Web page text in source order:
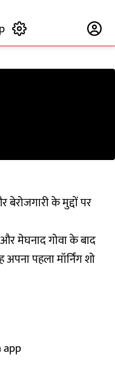
के मुद्दों पर
मेघनाद गोवा के बाद
अपना पहला मॉर्निंग शो
app